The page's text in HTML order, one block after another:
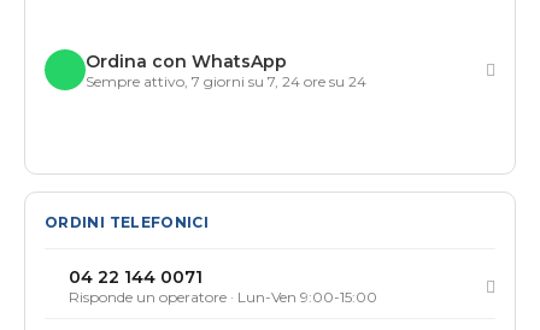
Ordina con WhatsApp
Sempre attivo, 7 giorni su 7, 24 ore su 24
ORDINI TELEFONICI
04 22 144 0071
Risponde un operatore · Lun-Ven 9:00-15:00